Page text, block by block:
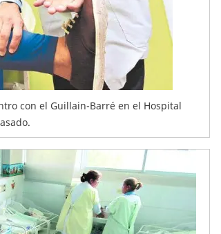
con el Guillain-Barré en el Hospital